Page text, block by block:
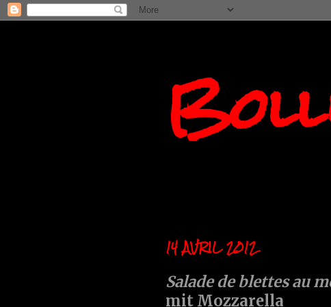
14 AVRIL 2012
Salade de blettes au
mit Mozzarella